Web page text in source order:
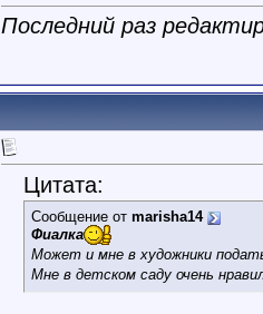
Последний раз
Цитата:
Сообщение от marisha14
Фиалка
Может и мне в художники
Мне в детском саду очень